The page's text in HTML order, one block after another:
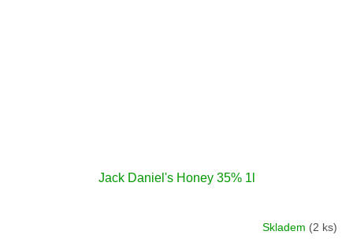
Jack Daniel's Honey 35% 1l
Skladem (2 ks)